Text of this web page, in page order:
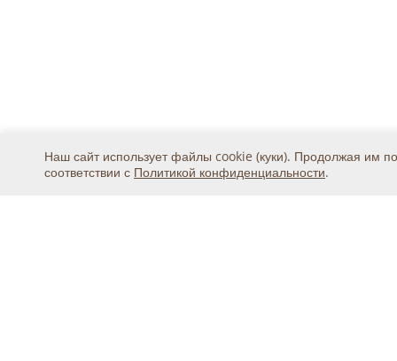
Наш сайт использует файлы cookie (куки). Продолжая им
соответствии с Политикой конфиденциальности.